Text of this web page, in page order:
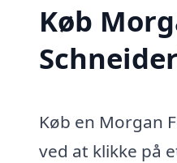
Køb
Køb en Morgan
ved at klikke på